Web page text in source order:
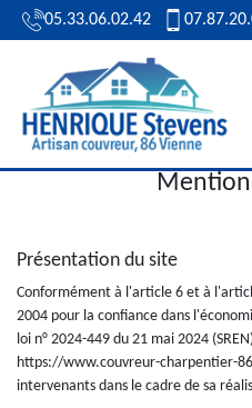
05.33.06.02.42
Présentation du site
Conformément à l'article 6 et à
2004 pour la confiance dans
loi n° 2024-449 du 21 mai 2024
https://www.couvreur-charpentier-
intervenants dans le cadre de sa